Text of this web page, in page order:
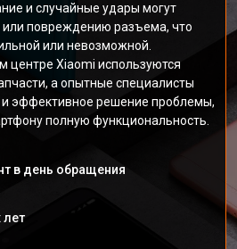
и случайные удары могут
или повреждению разъема, что
или невозможной.
центре Xiaomi используются
а опытные специалисты
эффективное решение проблемы,
полную функциональность.
в день обращения
лет